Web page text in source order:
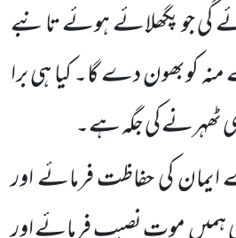
گی جو پگھلائے ہوئے تانبے
کوبھون دے گا۔ کیا ہی برا
ٹھہرنے کی جگہ ہے۔
ایمان کی حفاظت فرمائے اور